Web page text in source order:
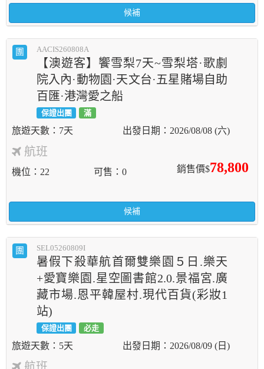
候補
團 AACIS260808A
【澳遊客】饗雪梨7天~雪梨塔·歌劇
院入內·動物園·天文台·五星賭場自助
百匯·港灣愛之船
保證出團 滿
7天 2026/08/08 (六)
航班
銷售價$78,800
機位 22 可售 0
候補
團 SEL05260809I
暑假下殺華航首爾雙樂園５日.樂天
+愛寶樂園.星空圖書館2.0.景福宮.廣
藏市場.恩平韓屋村.現代百貨(彩妝1
站)
保證出團 必走
5天 2026/08/09 (日)